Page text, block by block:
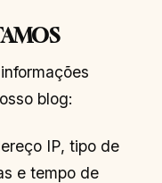
blog:
IP, tipo de
e tempo de